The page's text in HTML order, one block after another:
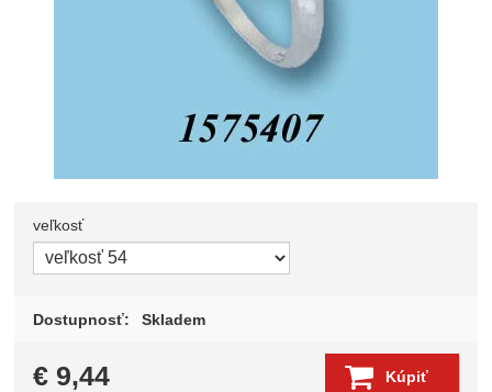
Zvoľte variant
veľkosť
Dostupnosť: Skladem
€ 9,44 Kúpiť